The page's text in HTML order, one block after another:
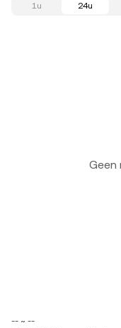
1u 24u
Geen
-- ~ --